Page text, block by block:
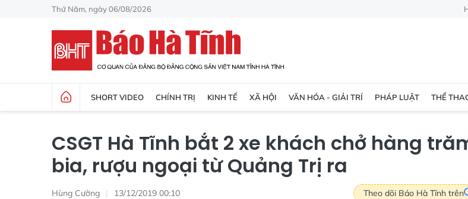
Thứ Năm, ngày 06/08/2026
SHORT VIDEO CHÍNH TRỊ KINH TẾ XÃ HỘI VĂN HÓA - GIẢI TRÍ PHÁP LUẬT THỂ
CSGT Hà Tĩnh bắt 2 xe khách chở hàng
bia, rượu ngoại từ Quảng Trị ra
Hùng Cường 13/12/2019 00:10 Theo dõi Báo Hà Tĩnh trên